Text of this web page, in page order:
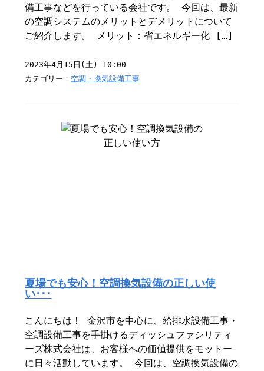
備工事などを行っている会社です。 今回は、最新
の空調システムのメリットとデメリットについて
ご紹介します。 メリット：省エネルギー化 […]
2023年4月15日(土) 10:00
カテゴリー： 空調・換気設備工事
夏場でも安心！空調換気設備の正しい使
い･･･
こんにちは！ 金沢市を中心に、給排水設備工事・
空調設備工事を手掛けるディッシュファシリティ
ーズ株式会社は、お客様への価値提供をモットー
に日々活動しています。 今回は、空調換気設備の